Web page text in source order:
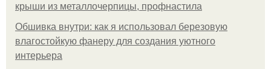
крыши из металлочерпицы, профнастила
Обшивка внутри: как я использовал березовую
влагостойкую фанеру для создания уютного
интерьера